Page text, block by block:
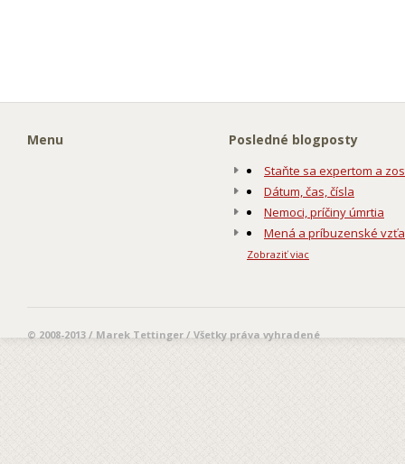
Menu Posledné blogposty
Staňte sa expertom a
Dátum, čas, čísla
Nemoci, príčiny úmrtia
Mená a príbuzenské
Zobraziť viac
© 2008-2013 / Marek Tettinger / Všetky práva vyhradené